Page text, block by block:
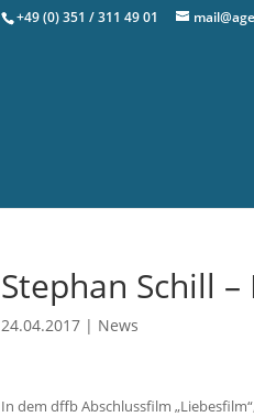
+49 (0) 351 / 311 49 01
Stephan Schill
24.04.2017| News
In dem dffb Abschlussfilm